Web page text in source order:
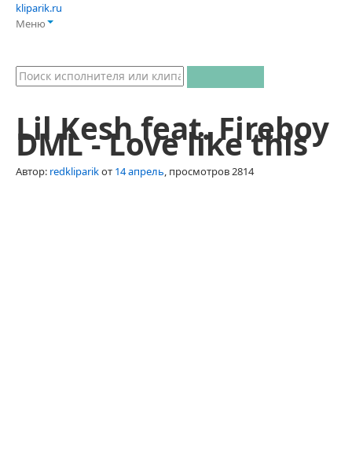
kliparik.ru
Меню
Lil Kesh feat. Fireboy
DML - Love like this
Автор: redkliparikот 14 апрель, просмотров 2814